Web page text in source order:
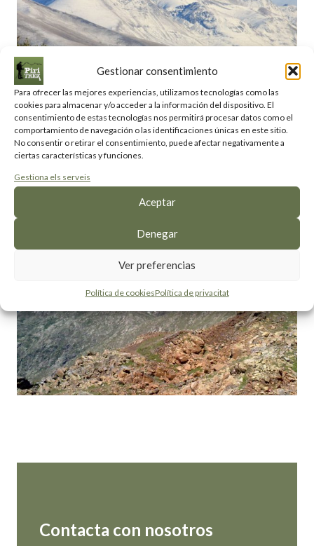
Gestionar consentimiento
Para ofrecer las mejores experiencias, utilizamos tecnologías como las
cookies para almacenar y/o acceder a la información del dispositivo. El
consentimiento de estas tecnologías nos permitirá procesar datos como el
comportamiento de navegación o las identificaciones únicas en este sitio.
No consentir o retirar el consentimiento, puede afectar negativamente a
ciertas características y funciones.
Gestiona els serveis
Aceptar
Denegar
Ver preferencias
Política de cookiesPolítica de privacitat
Contacta con nosotros